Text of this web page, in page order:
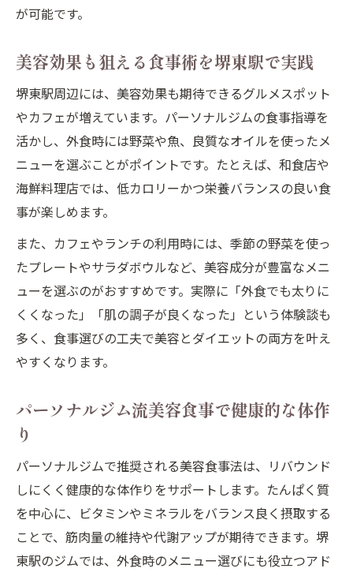
が可能です。
美容効果も狙える食事術を堺東駅で実践
堺東駅周辺には、美容効果も期待できるグルメスポット
やカフェが増えています。パーソナルジムの食事指導を
活かし、外食時には野菜や魚、良質なオイルを使ったメ
ニューを選ぶことがポイントです。たとえば、和食店や
海鮮料理店では、低カロリーかつ栄養バランスの良い食
事が楽しめます。
また、カフェやランチの利用時には、季節の野菜を使っ
たプレートやサラダボウルなど、美容成分が豊富なメニ
ューを選ぶのがおすすめです。実際に「外食でも太りに
くくなった」「肌の調子が良くなった」という体験談も
多く、食事選びの工夫で美容とダイエットの両方を叶え
やすくなります。
パーソナルジム流美容食事で健康的な体作
り
パーソナルジムで推奨される美容食事法は、リバウンド
しにくく健康的な体作りをサポートします。たんぱく質
を中心に、ビタミンやミネラルをバランス良く摂取する
ことで、筋肉量の維持や代謝アップが期待できます。堺
東駅のジムでは、外食時のメニュー選びにも役立つアド